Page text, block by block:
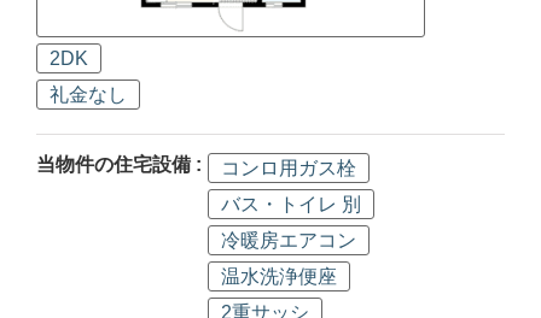
2DK
礼金なし
当物件の住宅設備 :
コンロ用ガス栓
バス・トイレ 別
冷暖房エアコン
温水洗浄便座
2重サッシ